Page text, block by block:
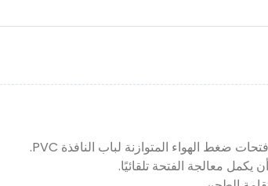
معالجة الفتحة تلقائيًا.